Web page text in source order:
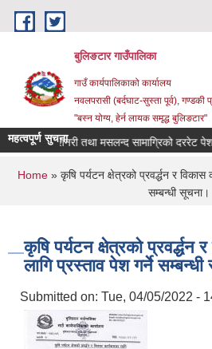
Skip to main content
बुलिङटार गाउँपालिका
गाउँ कार्यपालिकाको कार्यालय
नवलपरासी (बर्दघाट-सुस्ता पूर्व), गण्डकी
"बस्न योग्य, हेर्न लायक समृद्ध बुलिङटार"
महत्वपूर्ण सुचना
स्टेशनरी तथा मसलन्द सामाग्रिको दररेट पेश गर्ने
You are here
Home » कृषि पर्यटन क्षेत्रको प्रवर्द्धन र विकास
सम्बन्धी सूचना।
कृषि पर्यटन क्षेत्रको प्रवर्द्धन
लागि प्रस्ताव पेश गर्ने
Submitted on: Tue, 04/05/2022 -